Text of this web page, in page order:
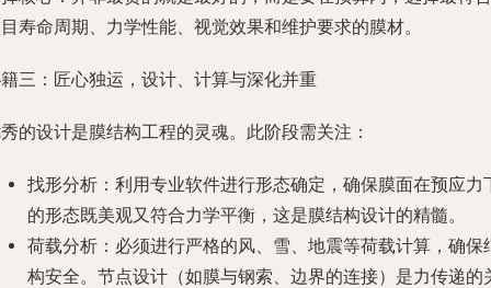
寿命周期、力学性能、视觉效果和维护要求的膜材。
三：匠心独运，设计、计算与深化并重
的设计是膜结构工程的灵魂。此阶段需关注：
找形分析 ：利用专业软件进行形态确定，确保膜面在预应力
的形态既美观又符合力学平衡，这是膜结构设计的精髓。
荷载分析 ：必须进行严格的风、雪、地震等荷载计算，确保
构安全。节点设计（如膜与钢索、边界的连接）是力传递的